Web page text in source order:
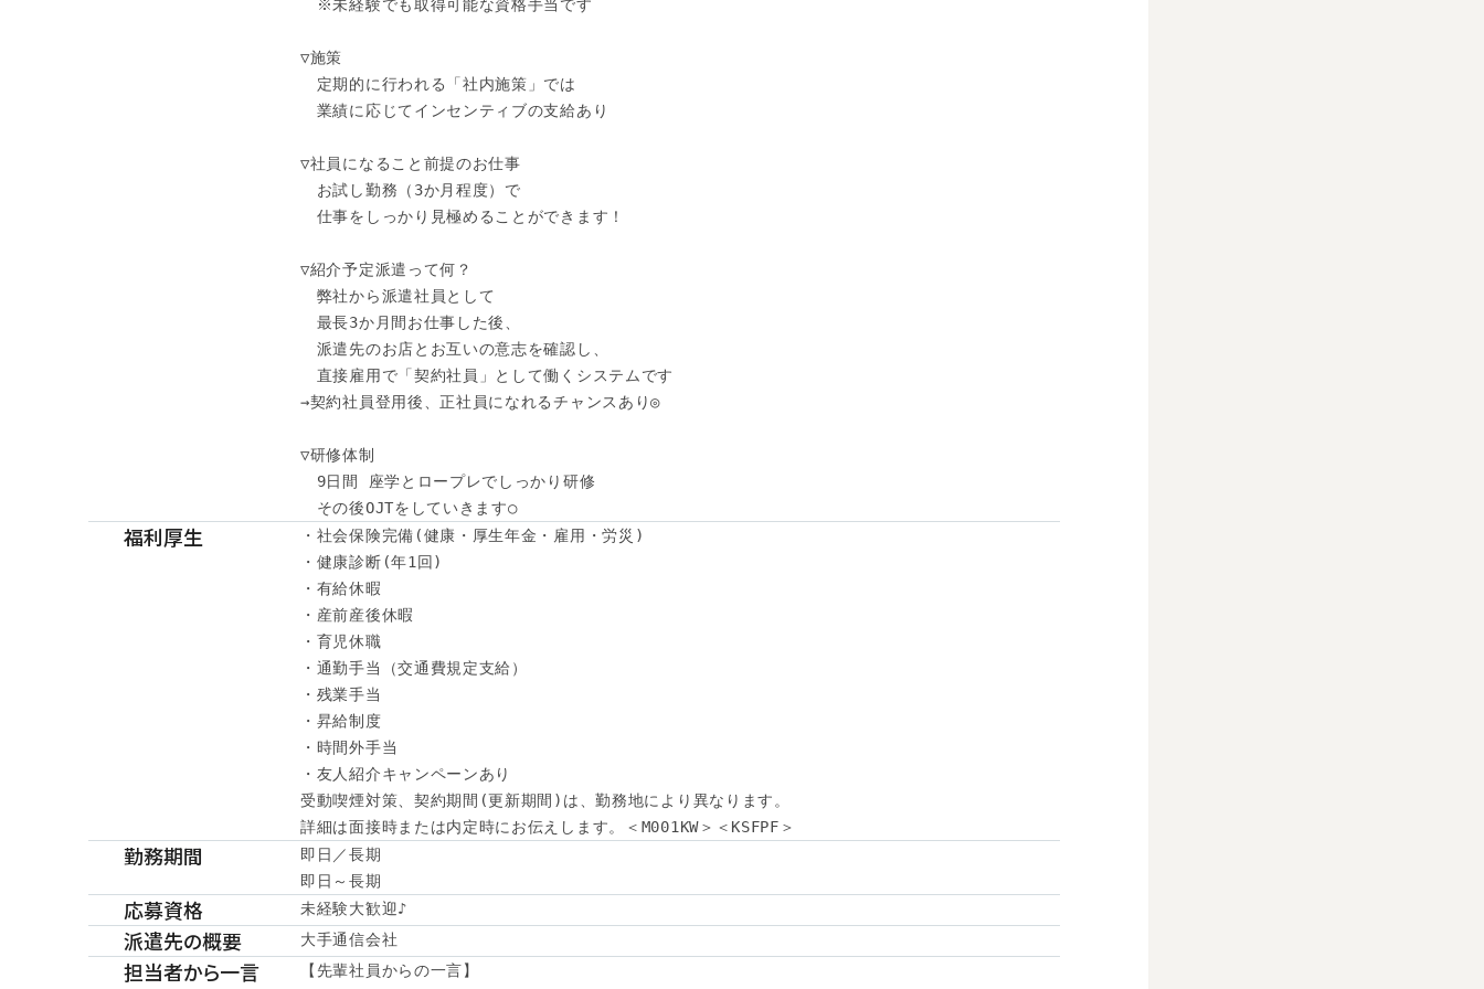
※未経験でも取得可能な資格手当です
▽施策
定期的に行われる「社内施策」では
業績に応じてインセンティブの支給あり
▽社員になること前提のお仕事
お試し勤務（3か月程度）で
仕事をしっかり見極めることができます！
▽紹介予定派遣って何？
弊社から派遣社員として
最長3か月間お仕事した後、
派遣先のお店とお互いの意志を確認し、
直接雇用で「契約社員」として働くシステムです
→契約社員登用後、正社員になれるチャンスあり◎
▽研修体制
9日間 座学とロープレでしっかり研修
その後OJTをしていきます○
福利厚生
・社会保険完備(健康・厚生年金・雇用・労災)
・健康診断(年1回)
・有給休暇
・産前産後休暇
・育児休職
・通勤手当（交通費規定支給）
・残業手当
・昇給制度
・時間外手当
・友人紹介キャンペーンあり
受動喫煙対策、契約期間(更新期間)は、勤務地により異なります。
詳細は面接時または内定時にお伝えします。＜M001KW＞＜KSFPF＞
勤務期間
即日／長期
即日～長期
応募資格 未経験大歓迎♪
派遣先の概要 大手通信会社
担当者から一言
【先輩社員からの一言】